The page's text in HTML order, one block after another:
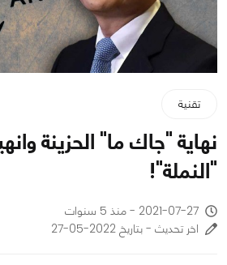
تقنية
نهاية "جاك ما" الحزينة
"النملة"!
2021-07-27 - منذ 5 سنوات
اخر تحديث - بتاريخ 2022-05-27